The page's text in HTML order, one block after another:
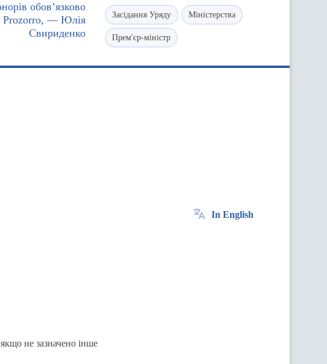
обов’язково
Prozorro, — Юлія
Свириденко
Засідання Уряду Міністерства
Прем'єр-міністр
In English
не зазначено інше